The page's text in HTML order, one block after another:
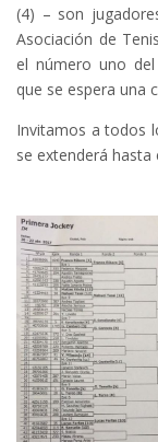
(4) – son
Asociación de
el número uno
que se espera una
Invitamos a todos
se extenderá hasta